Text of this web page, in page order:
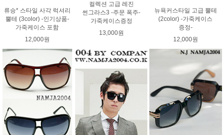
류승* 스타일 사각 럭셔리
뿔테 (3color) -인기상품-
가죽케이스 포함
12,000원
컬렉션 고급 레진
썬그라스3 -주문 폭주-
가죽케이스증정
13,000원
뉴욕커스타일 고급 뿔테
(2color) -가죽케이스
증정-
12,000원